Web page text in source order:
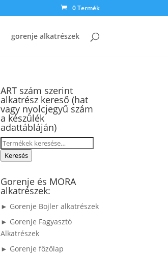
0 Termék
gorenje alkatrészek
ART szám szerint
alkatrész kereső (hat
vagy nyolcjegyű szám
a készülék
adattábláján)
Keresés
a Keresés
Gorenje és MORA
alkatrészek:
► Gorenje Bojler alkatrészek
► Gorenje Fagyasztó
Alkatrészek
► Gorenje főzőlap